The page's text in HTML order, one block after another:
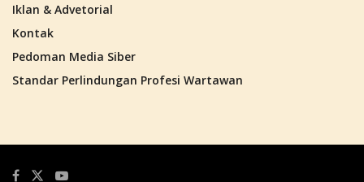
Iklan & Advetorial
Kontak
Pedoman Media Siber
Standar Perlindungan Profesi Wartawan